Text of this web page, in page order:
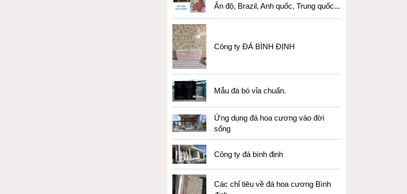
Ấn độ, Brazil, Anh quốc, Trung quốc...
Công ty ĐÁ BÌNH ĐỊNH
Mẫu đá bó vỉa chuẩn.
Ứng dụng đá hoa cương vào đời
sống
Công ty đá bình định
Các chỉ tiêu về đá hoa cương Bình